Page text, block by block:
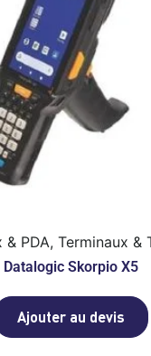
& PDA, Terminaux &
Datalogic Skorpio X5
Ajouter au devis